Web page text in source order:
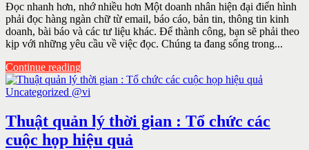
Đọc nhanh hơn, nhớ nhiều hơn Một doanh nhân hiện đại điển hình
phải đọc hàng ngàn chữ từ email, báo cáo, bản tin, thông tin kinh
doanh, bài báo và các tư liệu khác. Để thành công, bạn sẽ phải theo
kịp với những yêu cầu về việc đọc. Chúng ta đang sống trong...
Continue reading
Uncategorized @vi
Thuật quản lý thời gian : Tổ chức các
cuộc họp hiệu quả